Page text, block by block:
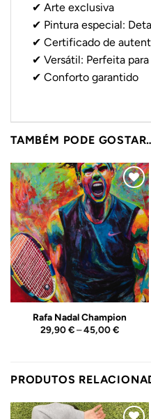
✔ Arte exclusiva
✔ Pintura especial:
✔ Certificado de
✔ Versátil: Perfeita
✔ Conforto garantido
TAMBÉM PODE
Adicionar
ao
Wishlist
Rafa Nadal Champion
29,90€–45,00€Price
PRODUTOS